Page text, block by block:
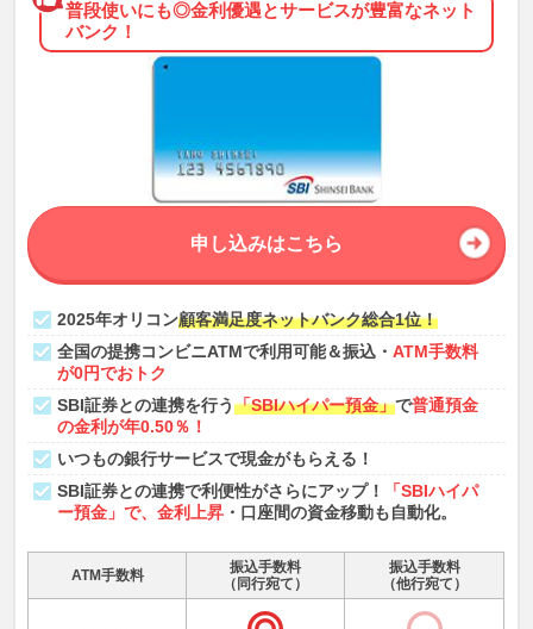
普段使いにも◎金利優遇とサービスが豊富なネット
バンク！
2025年オリコン顧客満足度ネットバンク総合1位！
全国の提携コンビニATMで利用可能＆振込・ATM手数料
が0円でおトク
SBI証券との連携を行う「SBIハイパー預金」で普通預金
の金利が年0.50％！
いつもの銀行サービスで現金がもらえる！
SBI証券との連携で利便性がさらにアップ！
「SBIハイパ
ー預金」で、金利上昇 ・口座間の資金移動も自動化。
申し込みはこちら
ATM手数料
振込手数料
（同行宛て）
振込手数料
（他行宛て）